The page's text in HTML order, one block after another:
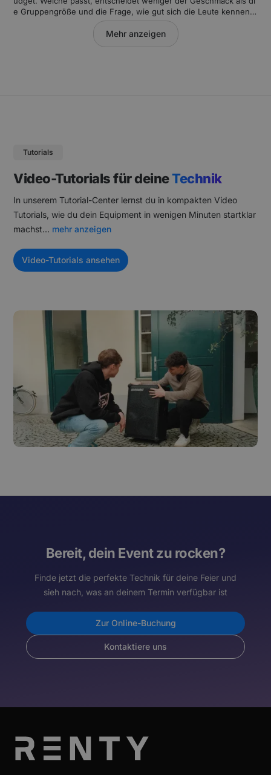
e Gruppengröße und die Frage, wie gut sich die Leute kennen.
Die fünfzehn Konzepte hier stehen mit Gruppengröße, Aufwan
d, Ort und passender Unternehmenskultur da.
Mehr anzeigen
Tutorials
Video-Tutorials für deineTechnik
In unserem Tutorial-Center lernst du in kompakten Video
Tutorials, wie du dein Equipment in wenigen Minuten startklar
machst... mehr anzeigen
Video-Tutorials ansehen
Bereit, dein Event zu rocken?
Finde jetzt die perfekte Technik für deine Feier und
sieh nach, was an deinem Termin verfügbar ist
Zur Online-Buchung
Kontaktiere uns